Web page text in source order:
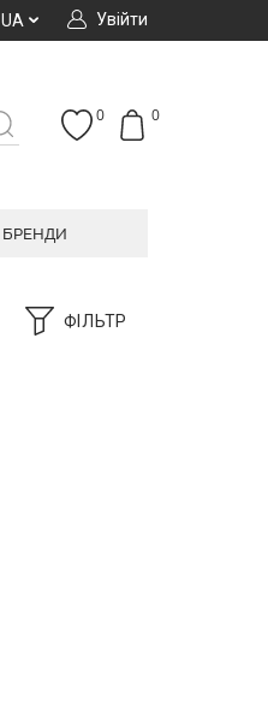
Увійти
UA
0
0
БРЕНДИ
ФІЛЬТР